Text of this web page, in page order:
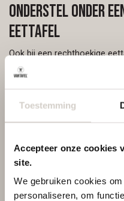
Toestemming
Accepteer onze cookies
site.
We gebruiken cookies
personaliseren, om
Onderstel onder
eettafel
Ook bij een rechthoekige
verschillende onderstellen.
past. Wanneer het
meer stoelen zodat een